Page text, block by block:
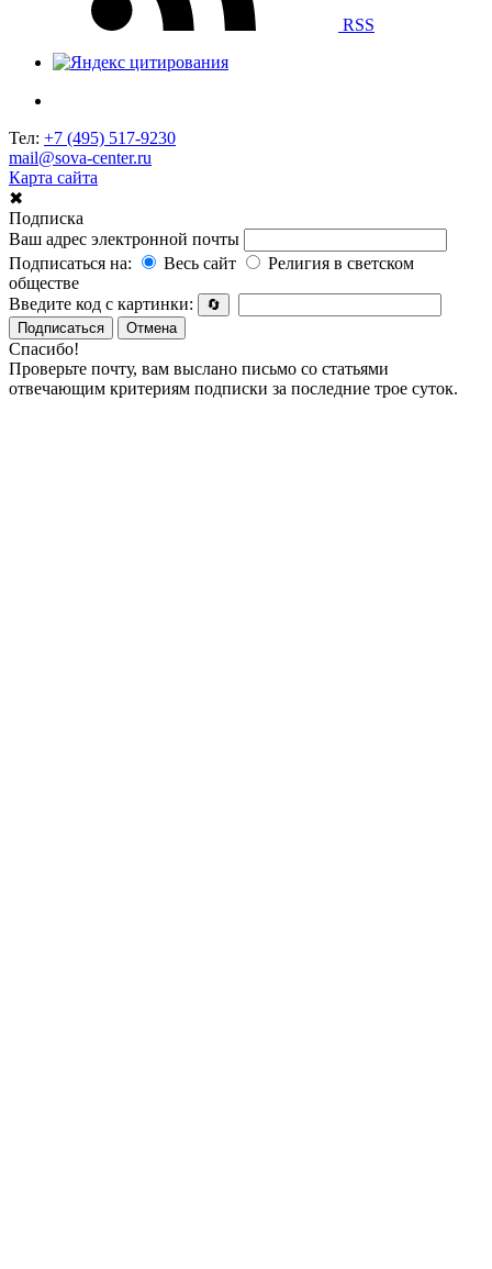
RSS
Тел: +7 (495) 517-9230
mail@sova-center.ru
Карта сайта
✖
Подписка
Ваш адрес электронной почты
Подписаться на:
Весь сайт
Религия в светском
обществе
Введите код с картинки:
🔄
Подписаться
Отмена
Спасибо!
Проверьте почту, вам выслано письмо со статьями
отвечающим критериям подписки за последние трое суток.